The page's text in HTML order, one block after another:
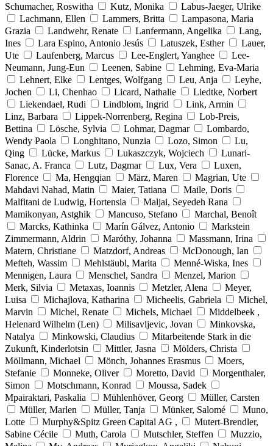
Schumacher, Roswitha
Kutz, Monika
Labus-Jaeger, Ulrike
Lachmann, Ellen
Lammers, Britta
Lampasona, Maria
Grazia
Landwehr, Renate Lanfermann, Angelika
Lang,
Ines
Lara Espino, Antonio Jesús Latuszek, Esther
Lauer,
Ute
Laufenberg, Marcus Lee-Englert, Yanghee
Lee-
Neumann, Jung-Eun
Leenen, Sabine
Lehming, Eva-Maria
Lehnert, Elke
Lentges, Wolfgang Leu, Anja
Leyhe,
Jochen
Li, Chenhao Licard, Nathalie
Liedtke, Norbert
Liekendael, Rudi
Lindblom, Ingrid
Link, Armin
Linz, Barbara
Lippek-Norrenberg, Regina
Lob-Preis,
Bettina
Lösche, Sylvia Lohmar, Dagmar
Lombardo,
Wendy Paola
Longhitano, Nunzia Lozo, Simon
Lu,
Qing
Lücke, Markus Lukaszczyk, Wojciech
Lunari-
Sanac, A. Franca
Lutz, Dagmar Lux, Vera
Luxen,
Florence
Ma, Hengqian März, Maren
Magrian, Ute
Mahdavi Nahad, Matin
Maier, Tatiana
Maile, Doris
Malfitani de Ludwig, Hortensia
Maljai, Seyedeh Rana
Mamikonyan, Astghik
Mancuso, Stefano
Marchal, Benoît
Marcks, Kathinka
Marín Gálvez, Antonio
Markstein
Zimmermann, Aldrin
Maróthy, Johanna
Massmann, Irina
Matern, Christiane
Matzdorf, Andreas
McDonough, Ian
Mefteh, Wassim
Mehlstäubl, Marita
Menné-Wiska, Ines
Mennigen, Laura
Menschel, Sandra
Menzel, Marion
Merk, Silvia
Metaxas, Ioannis Metzler, Alena
Meyer,
Luisa
Michajlova, Katharina Micheelis, Gabriela
Michel,
Marvin
Michel, Renate Michels, Michael
Middelbeek ,
Helenard Wilhelm (Len)
Milisavljevic, Jovan
Minkovska,
Natalya
Minkowski, Claudius
Mitarbeitende Stark in die
Zukunft, Kinderlotsin
Mittler, Jasna
Mölders, Christa
Möllmann, Michael
Mönch, Johannes Erasmus
Moers,
Stefanie
Monneke, Oliver Moretto, David
Morgenthaler,
Simon
Motschmann, Konrad
Moussa, Sadek
Mpairaktari, Paskalia
Mühlenhöver, Georg
Müller, Carsten
Müller, Marlen
Müller, Tanja Münker, Salomé
Muno,
Lotte
Murphy&Spitz Green Capital AG ,
Mutert-Brendler,
Sabine Cécile
Muth, Carola Mutschler, Steffen
Muzzio,